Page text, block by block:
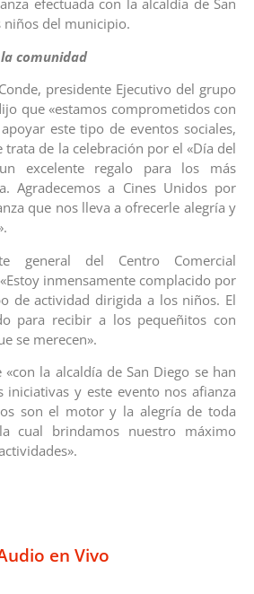
efectuada con la alcaldía de San
niños del municipio.
comunidad
presidente Ejecutivo del grupo
que «estamos comprometidos con
este tipo de eventos sociales,
de la celebración por el «Día del
excelente regalo para los más
Agradecemos a Cines Unidos por
que nos lleva a ofrecerle alegría y
general del Centro Comercial
inmensamente complacido por
de actividad dirigida a los niños. El
para recibir a los pequeñitos con
se merecen».
la alcaldía de San Diego se han
iniciativas y este evento nos afianza
son el motor y la alegría de toda
cual brindamos nuestro máximo
en Vivo